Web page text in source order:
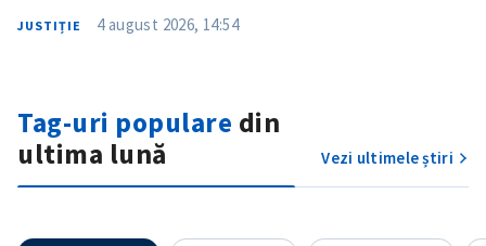
JUSTIȚIE 4 august 2026, 14:54
Tag-uri populare din
ultima lună
Vezi ultimele știri